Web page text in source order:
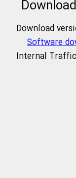
Download
Software
Internal Traffic